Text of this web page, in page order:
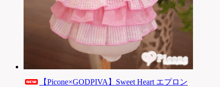
【Picone×GODPIVA】Sweet Heart エプロン